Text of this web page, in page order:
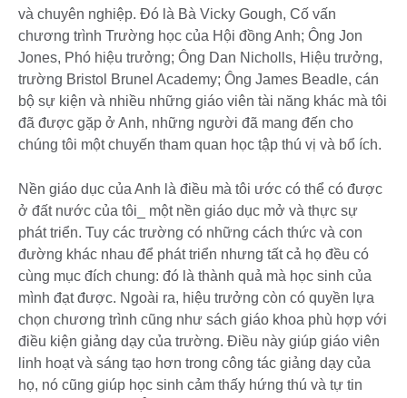
và chuyên nghiệp. Đó là Bà Vicky Gough, Cố vấn
chương trình Trường học của Hội đồng Anh; Ông Jon
Jones, Phó hiệu trưởng; Ông Dan Nicholls, Hiệu trưởng,
trường Bristol Brunel Academy; Ông James Beadle, cán
bộ sự kiện và nhiều những giáo viên tài năng khác mà tôi
đã được gặp ở Anh, những người đã mang đến cho
chúng tôi một chuyến tham quan học tập thú vị và bổ ích.
Nền giáo dục của Anh là điều mà tôi ước có thể có được
ở đất nước của tôi_ một nền giáo dục mở và thực sự
phát triển. Tuy các trường có những cách thức và con
đường khác nhau để phát triển nhưng tất cả họ đều có
cùng mục đích chung: đó là thành quả mà học sinh của
mình đạt được. Ngoài ra, hiệu trưởng còn có quyền lựa
chọn chương trình cũng như sách giáo khoa phù hợp với
điều kiện giảng dạy của trường. Điều này giúp giáo viên
linh hoạt và sáng tạo hơn trong công tác giảng dạy của
họ, nó cũng giúp học sinh cảm thấy hứng thú và tự tin